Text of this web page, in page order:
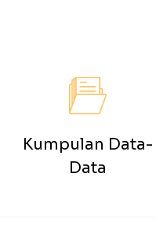
Kumpulan Data-
Data